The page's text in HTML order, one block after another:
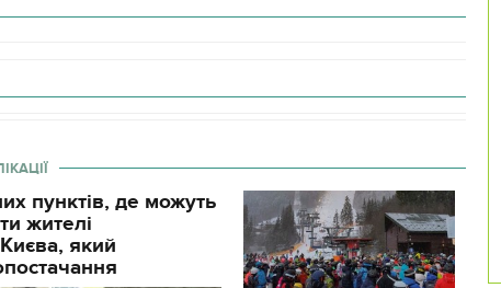
пунктів, де можуть
жителі
який